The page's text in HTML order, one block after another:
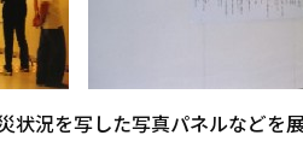
況を写した写真パネルなどを展